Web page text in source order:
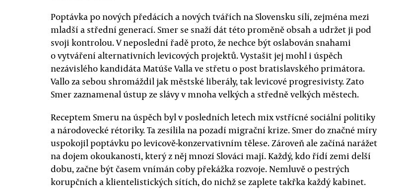
Poptávka po nových předácích a nových tvářích na Slovensku sílí, zejména mezi
mladší a střední generací. Smer se snaží dát této proměně obsah a udržet ji pod
svoji kontrolou. V neposlední řadě proto, že nechce být oslabován snahami
o vytváření alternativních levicových projektů. Vystašit jej mohl i úspěch
nezávislého kandidáta Matúše Valla ve střetu o post bratislavského primátora.
Vallo za sebou shromáždil jak městské liberály, tak levicové progresivisty. Zato
Smer zaznamenal ústup ze slávy v mnoha velkých a středně velkých městech.
Receptem Smeru na úspěch byl v posledních letech mix vstřícné sociální politiky
a národovecké rétoriky. Ta zesílila na pozadí migrační krize. Smer do značné míry
uspokojil poptávku po levicově-konzervativním tělese. Zároveň ale začíná narážet
na dojem okoukanosti, který z něj mnozí Slováci mají. Každý, kdo řídí zemi delší
dobu, začne být časem vnímán coby překážka rozvoje. Nemluvě o pestrých
korupčních a klientelistických sítích, do nichž se zaplete takřka každý kabinet.